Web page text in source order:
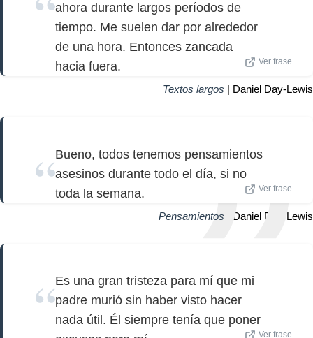
ahora durante largos períodos de
tiempo. Me suelen dar por alrededor
de una hora. Entonces zancada
hacia fuera.
Ver frase
Textos largos | Daniel Day-Lewis
Bueno, todos tenemos pensamientos
asesinos durante todo el día, si no
toda la semana.
Ver frase
Pensamientos | Daniel Day-Lewis
Es una gran tristeza para mí que mi
padre murió sin haber visto hacer
nada útil. Él siempre tenía que poner
Ver frase